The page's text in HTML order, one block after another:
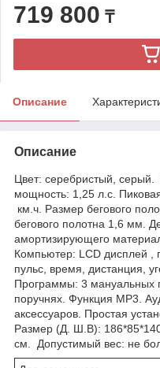
719 800 ₸
Описание
Описание
Цвет: серебристый, серый.
мощность: 1,25 л.с.
км.ч. Размер бегового
бегового полотна 1,6 мм.
амортизирующего
Компьютер: LCD дисплей ,
пульс, время, дистанция,
Программы: 3 мануальных
поручнях. Функция MP3.
аксессуаров. Простая
Размер (Д. Ш.B):
cм. Допустимый вес: не